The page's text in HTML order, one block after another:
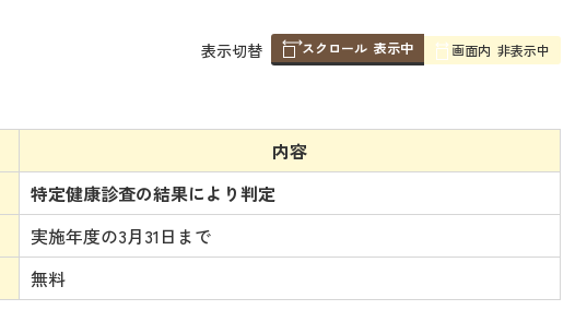
表
の
表示切替 スクロール 表示中 画面内 非表示中
内容
特定健康診査の結果により判定
実施年度の3月31日まで
無料